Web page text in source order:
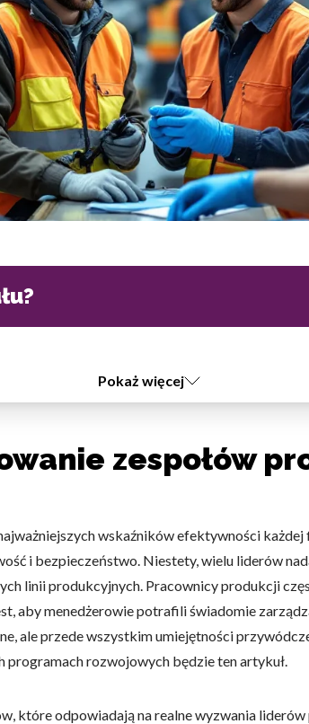
Pokaż więcej
zespołów
wskaźników efektywności
i bezpieczeństwo. Niestety, wielu liderów
linii produkcyjnych. Pracownicy produkcji
aby menedżerowie potrafili świadomie
ale przede wszystkim umiejętności
programach rozwojowych będzie ten artykuł.
które odpowiadają na realne wyzwania